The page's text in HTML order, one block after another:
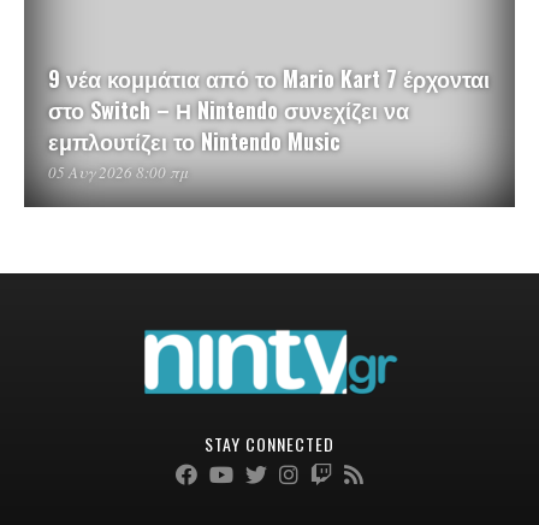
9 νέα κομμάτια από το Mario Kart 7 έρχονται
στο Switch – Η Nintendo συνεχίζει να
εμπλουτίζει το Nintendo Music
05 Αυγ 2026 8:00 πμ
STAY CONNECTED